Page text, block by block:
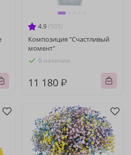
4.9 (505)
Композиция "Счастливый
момент"
В наличии
11 180 ₽